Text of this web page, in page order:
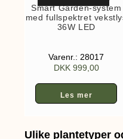
Smart Garden-system
med fullspektret
36W LED
Varenr.: 28017
DKK999,00
Les mer
Ulike plantetyper